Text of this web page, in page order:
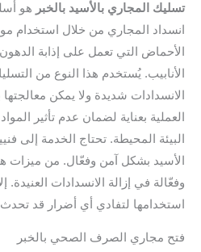
تسليك المجاري بالأسيد بالخبر هو
انسداد المجاري من خلال استخدام
الأحماض التي تعمل على إذابة
الأنابيب. يُستخدم هذا النوع من
الانسدادات شديدة ولا يمكن
العملية بعناية لضمان عدم تأثير
البيئة المحيطة. تحتاج الخدمة إلى
الأسيد بشكل آمن وفعّال. من ميزات
وفعّالة في إزالة الانسدادات العنيدة.
استخدامها لتفادي أي أضرار قد تحدث
فتح مجاري الصرف الصحي بالخبر